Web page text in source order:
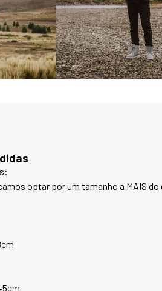
optar por um tamanho a MAIS